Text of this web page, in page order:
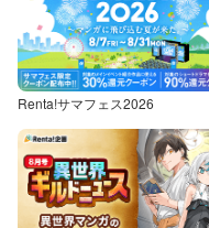
Renta!サマフェス2026